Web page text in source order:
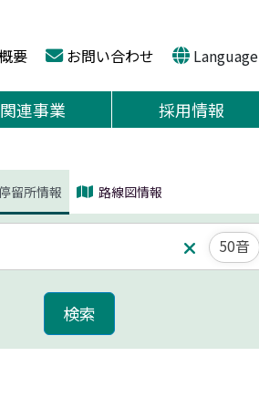
要 お問い合わせ Language
関連事業 採用情報
留所情報 路線図情報
50音